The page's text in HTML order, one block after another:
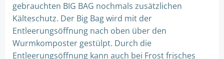
gebrauchten BIG BAG nochmals zusätzlichen
Kälteschutz. Der Big Bag wird mit der
Entleerungsöffnung nach oben über den
Wurmkomposter gestülpt. Durch die
Entleerungsöffnung kann auch bei Frost frisches